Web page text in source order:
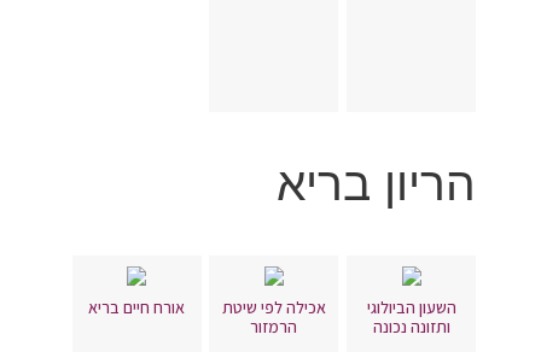
הריון בריא
השעון הביולוגי
ותזונה נכונה
אכילה לפי שיטת
הרמזור
אורח חיים בריא